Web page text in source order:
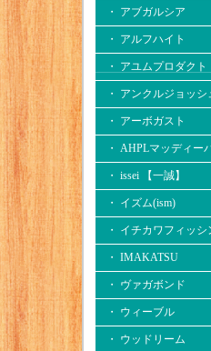
・ アブガルシア
・ アルフハイト
・ アユムプロダクト
・ アンクルジョッシ
・ アーボガスト
・ AHPLマッディー
・ issei 【一誠】
・ イズム(ism)
・ イチカワフィッシ
・ IMAKATSU
・ ヴァガボンド
・ ウィーブル
・ ウッドリーム